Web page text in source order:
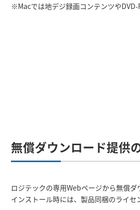
※Macでは地デジ録画コンテンツやDVD-
無償ダウンロード提供
ロジテックの専用Webページから無償
インストール時には、製品同梱のライセ